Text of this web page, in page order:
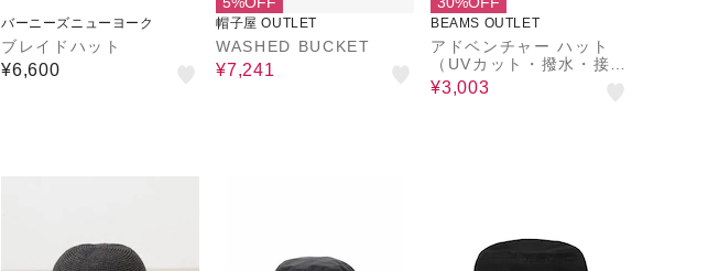
バーニーズニューヨーク
ブレイドハット
¥6,600
帽子屋 OUTLET
WASHED BUCKET
¥7,241
BEAMS OUTLET
アドベンチャー ハット
（UVカット・撥水・接触
冷感）
¥3,003